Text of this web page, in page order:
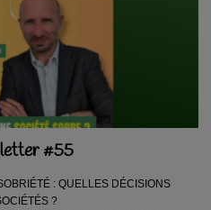
#55
: QUELLES DÉCISIONS
?